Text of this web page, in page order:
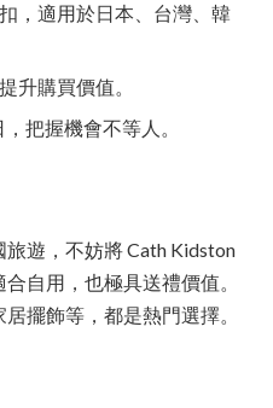
，適用於日本、台灣、韓
升購買價值。
把握機會不等人。
遊，不妨將 Cath Kidston
自用，也極具送禮價值。
擺飾等，都是熱門選擇。